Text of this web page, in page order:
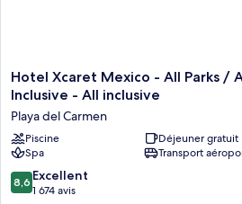
Hotel
Xcaret
-
All
Parks
/
All
Hotel Xcaret Mexico - All Parks /
Inclusive - All inclusive
Playa del Carmen
Piscine
Déjeuner gratuit
Spa
Transport
8.6
sur
8,6 Excellent
1 674 avis